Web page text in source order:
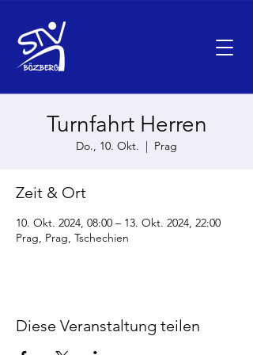
Turnfahrt Herren
Do., 10. Okt.
  |
Prag
Zeit & Ort
10. Okt. 2024, 08:00 – 13. Okt. 2024, 22:00
Prag, Prag, Tschechien
Diese Veranstaltung teilen